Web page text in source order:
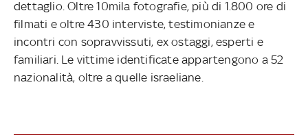
dettaglio. Oltre 10mila fotografie, più di 1.800 ore di
filmati e oltre 430 interviste, testimonianze e
incontri con sopravvissuti, ex ostaggi, esperti e
familiari. Le vittime identificate appartengono a 52
nazionalità, oltre a quelle israeliane.